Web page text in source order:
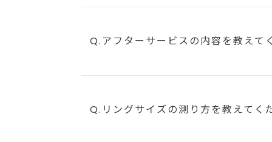
Q.アフターサービスの内容を教えて
Q.リングサイズの測り方を教えてく